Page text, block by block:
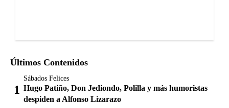
Últimos Contenidos
Sábados Felices
Hugo Patiño, Don Jediondo, Polilla y más humoristas
despiden a Alfonso Lizarazo